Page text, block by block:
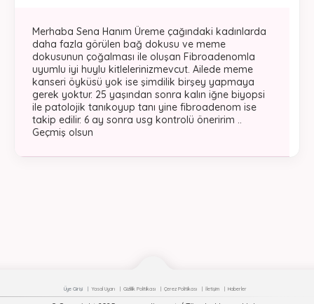
Merhaba Sena Hanım Üreme çağındaki kadınlarda
daha fazla görülen bağ dokusu ve meme
dokusunun çoğalması ile oluşan Fibroadenomla
uyumlu iyi huylu kitlelerinizmevcut. Ailede meme
kanseri öyküsü yok ise şimdilik birşey yapmaya
gerek yoktur. 25 yaşından sonra kalın iğne biyopsi
ile patolojik tanıkoyup tanı yine fibroadenom ise
takip edilir. 6 ay sonra usg kontrolü öneririm ..
Geçmiş olsun
Üye Girişi Yasal Uyarı Gizlilik Politikası Çerez Politikası İletişim Haberler